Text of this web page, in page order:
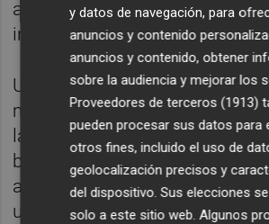
aún más su alcance y
industria.
Uno de los pilares
marca Daniel Chong es su
la sostenibilidad. Desde el
buscado maneras de reducir
ambiental de sus productos.
uso de materiales reciclados y
y datos de navegación, para
anuncios y contenido
anuncios y contenido, obtener
sobre la audiencia y mejorar los
Proveedores de terceros (1913)
pueden procesar sus datos para
otros fines, incluido el uso de
geolocalización precisos y
del dispositivo. Sus elecciones
solo a este sitio web. Algunos